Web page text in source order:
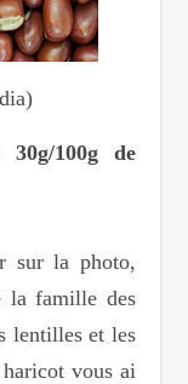
100g de
sur la photo,
la famille des
lentilles et les
vous ai